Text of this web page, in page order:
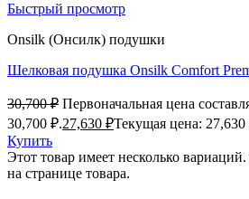
Быстрый просмотр
Onsilk (Онсилк) подушки
Шелковая подушка Onsilk Comfort
30,700₽ Первоначальная цена
30,700 ₽.27,630 ₽Текущая цена: 27,630
Купить
Этот товар имеет несколько
на странице товара.